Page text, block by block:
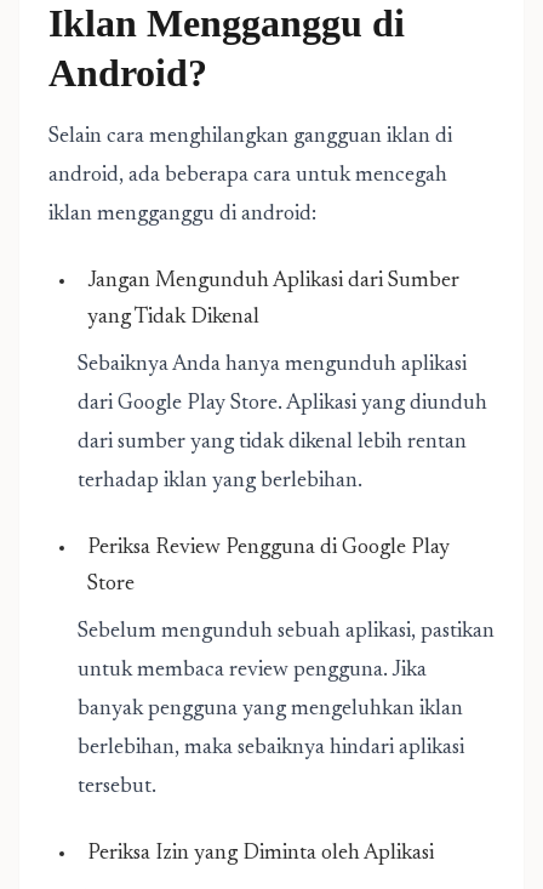
Iklan Mengganggu di
Android?
Selain cara menghilangkan gangguan iklan di
android, ada beberapa cara untuk mencegah
iklan mengganggu di android:
Jangan Mengunduh Aplikasi dari Sumber
yang Tidak Dikenal
Sebaiknya Anda hanya mengunduh aplikasi
dari Google Play Store. Aplikasi yang diunduh
dari sumber yang tidak dikenal lebih rentan
terhadap iklan yang berlebihan.
Periksa Review Pengguna di Google Play
Store
Sebelum mengunduh sebuah aplikasi, pastikan
untuk membaca review pengguna. Jika
banyak pengguna yang mengeluhkan iklan
berlebihan, maka sebaiknya hindari aplikasi
tersebut.
Periksa Izin yang Diminta oleh Aplikasi